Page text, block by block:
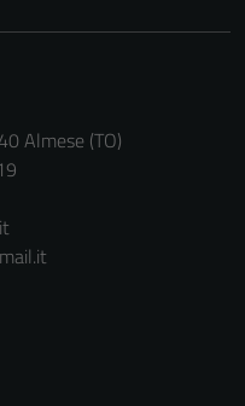
Almese (TO)